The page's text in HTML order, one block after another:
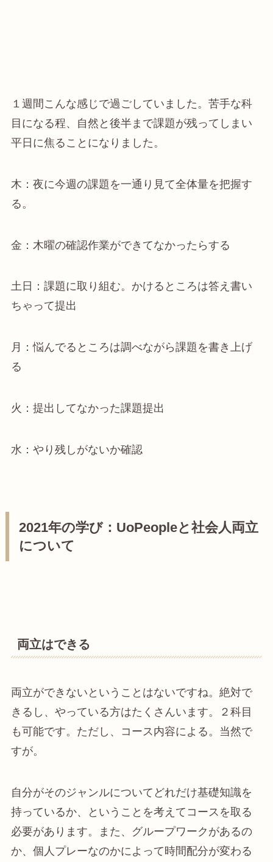
１週間こんな感じで過ごしていました。苦手な科
目になる程、自然と後半まで課題が残ってしまい
平日に焦ることになりました。
木：夜に今週の課題を一通り見て全体量を把握す
る。
金：木曜の確認作業ができてなかったらする
土日：課題に取り組む。かけるところは答え書い
ちゃって提出
月：悩んでるところは調べながら課題を書き上げ
る
火：提出してなかった課題提出
水：やり残しがないか確認
2021年の学び：UoPeopleと社会人両立
について
両立はできる
両立ができないということはないですね。絶対で
きるし、やっている方はたくさんいます。２科目
も可能です。ただし、コース内容による。当然で
すが。
自分がそのジャンルについてどれだけ基礎知識を
持っているか、ということを考えてコースを取る
必要があります。また、グループワークがあるの
か、個人プレーなのかによって時間配分が変わる